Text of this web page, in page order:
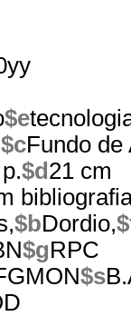
$e
$cFundo
$d 21 cm
$bDordio,
$gRPC
$s